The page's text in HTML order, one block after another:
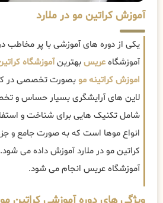
آموزش کراتین مو در ملارد
یکی از دوره های آموزشی با پر مخاطب
آموزشگاهعریسبهترینآموزشگاه
اموزش کراتینه موبصورت تخصصی در
لاین های آرایشگری بسیار حساس و
شامل تکنیک هایی برای شناخت و
انواع موها است که به صورت جامع و
کراتین مو در ملارد آموزش داده می
آموزشگاه عریس انجام می شود.